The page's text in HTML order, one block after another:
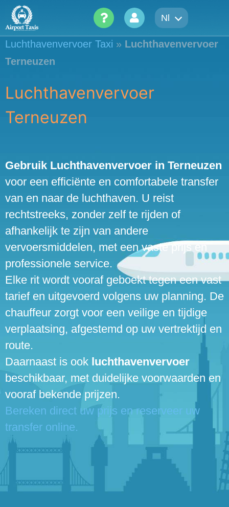
Skip
content
Nl
Luchthavenvervoer Taxi » Luchthavenvervoer
Terneuzen
Luchthavenvervoer
Terneuzen
Gebruik Luchthavenvervoer in Terneuzen
voor een efficiënte en comfortabele transfer
van en naar de luchthaven. U reist
rechtstreeks, zonder zelf te rijden of
afhankelijk te zijn van andere
vervoersmiddelen, met een vaste prijs en
professionele service.
Elke rit wordt vooraf geboekt tegen een vast
tarief en uitgevoerd volgens uw planning. De
chauffeur zorgt voor een veilige en tijdige
verplaatsing, afgestemd op uw vertrektijd en
route.
Daarnaast is ook luchthavenvervoer
beschikbaar, met duidelijke voorwaarden en
vooraf bekende prijzen.
Bereken direct uw prijs en reserveer uw
transfer online.